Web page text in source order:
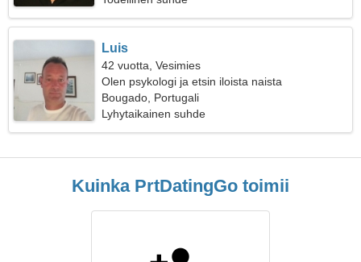
Luis
42 vuotta, Vesimies
Olen psykologi ja etsin iloista naista
Bougado, Portugali
Lyhytaikainen suhde
Kuinka PrtDatingGo toimii